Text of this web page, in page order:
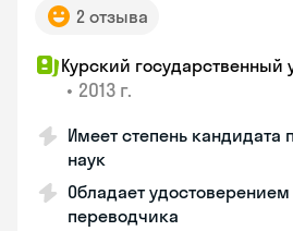
2 отзыва
Курский государственный
• 2013 г.
Имеет степень кандидата
наук
Обладает удостоверением
переводчика